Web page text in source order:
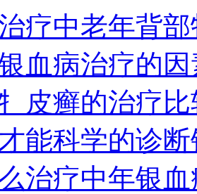
疗中老年背
血病治疗的
皮癣的治疗
能科学的诊
治疗中年银